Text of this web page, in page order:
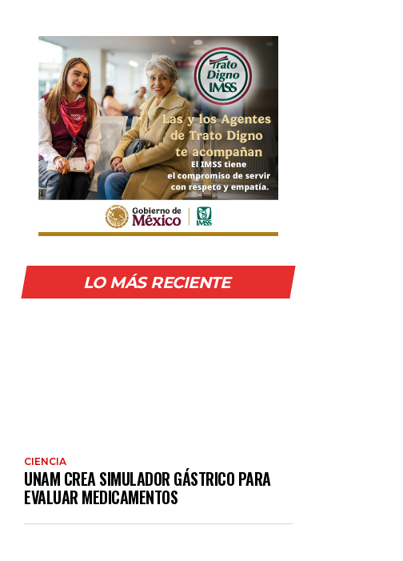
LO MÁS RECIENTE
CIENCIA
UNAM CREA SIMULADOR GÁSTRICO PARA
EVALUAR MEDICAMENTOS